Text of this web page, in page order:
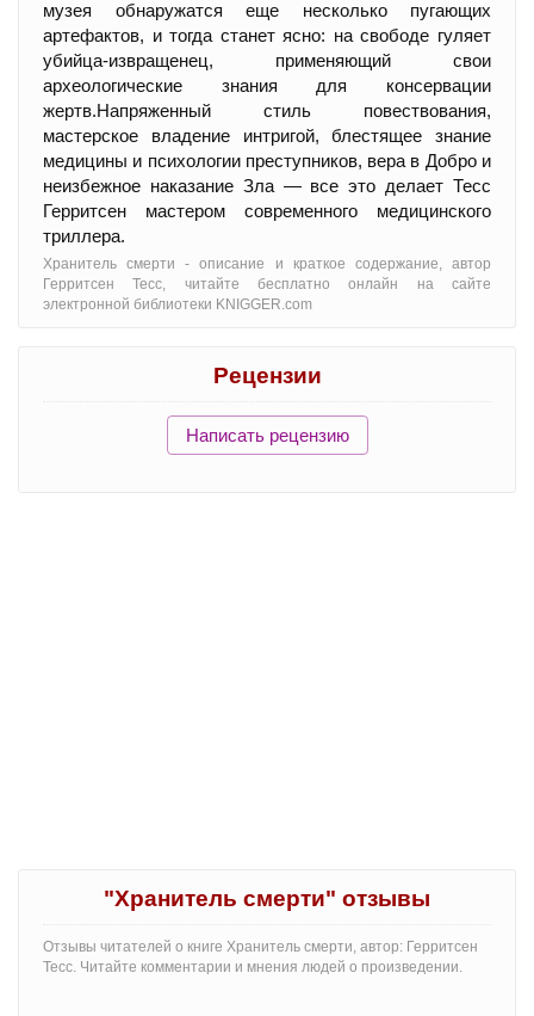
музея обнаружатся еще несколько пугающих
артефактов, и тогда станет ясно: на свободе гуляет
убийца-извращенец, применяющий свои
археологические знания для консервации
жертв.Напряженный стиль повествования,
мастерское владение интригой, блестящее знание
медицины и психологии преступников, вера в Добро и
неизбежное наказание Зла — все это делает Тесс
Герритсен мастером современного медицинского
триллера.
Хранитель смерти - oписание и краткое содержание, автор
Герритсен Тесс, читайте бесплатно онлайн на сайте
электронной библиотеки KNIGGER.com
Рецензии
Написать рецензию
"Хранитель смерти" отзывы
Отзывы читателей о книге Хранитель смерти, автор: Герритсен
Тесс. Читайте комментарии и мнения людей о произведении.